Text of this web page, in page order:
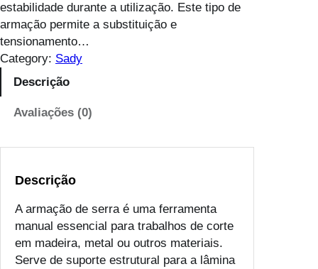
estabilidade durante a utilização. Este tipo de
armação permite a substituição e
tensionamento…
Category: Sady
Descrição
Avaliações (0)
Descrição
A armação de serra é uma ferramenta
manual essencial para trabalhos de corte
em madeira, metal ou outros materiais.
Serve de suporte estrutural para a lâmina